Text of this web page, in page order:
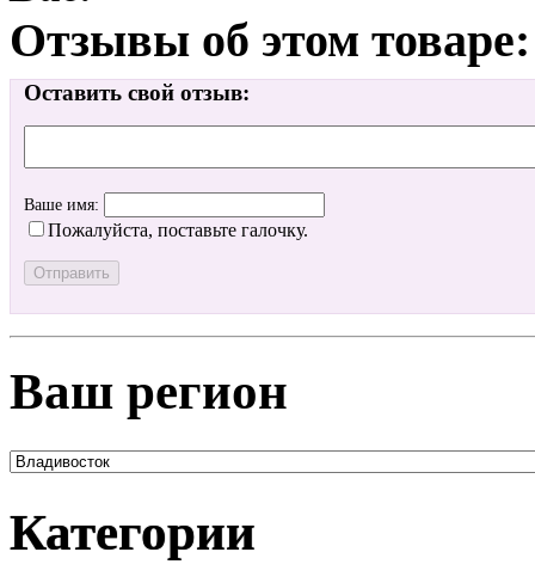
Отзывы об этом товаре:
Оставить свой отзыв:
Ваше имя:
Пожалуйста, поставьте галочку.
Ваш регион
Категории